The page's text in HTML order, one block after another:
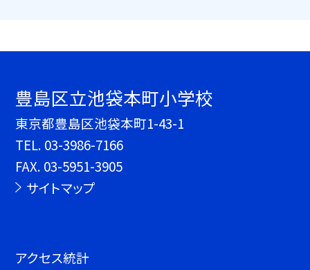
豊島区立池袋本町小学校
東京都豊島区池袋本町1-43-1
TEL. 03-3986-7166
FAX. 03-5951-3905
サイトマップ
アクセス統計